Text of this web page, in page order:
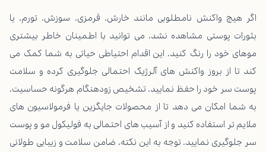
اگر هیچ واکنش نامطلوبی مانند خارش، قرمزی، سوزش، تورم، یا
بثورات پوستی مشاهده نشد، می توانید با اطمینان خاطر بیشتری
موهای خود را رنگ کنید. این اقدام احتیاطی حیاتی به شما کمک می
کند تا از بروز واکنش های آلرژیک احتمالی جلوگیری کرده و سلامت
پوست سر خود را حفظ نمایید. تشخیص زودهنگام هرگونه حساسیت،
به شما امکان می دهد تا از محصولات جایگزین یا فرمولاسیون های
ملایم تر استفاده کنید و از آسیب های احتمالی به فولیکول مو و پوست
سر جلوگیری نمایید. توجه به این نکته، ضامن سلامت و زیبایی طولانی